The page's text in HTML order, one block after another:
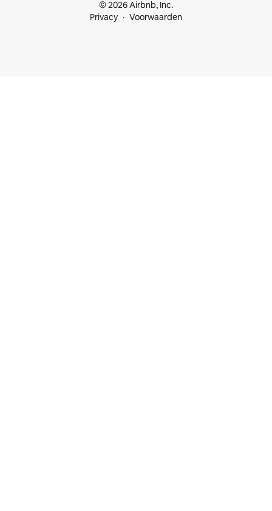
© 2026 Airbnb, Inc.
Privacy
Voorwaarden